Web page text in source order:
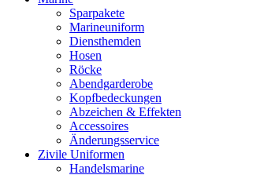
Sparpakete
Marineuniform
Diensthemden
Hosen
Röcke
Abendgarderobe
Kopfbedeckungen
Abzeichen & Effekten
Accessoires
Änderungsservice
Zivile Uniformen
Handelsmarine